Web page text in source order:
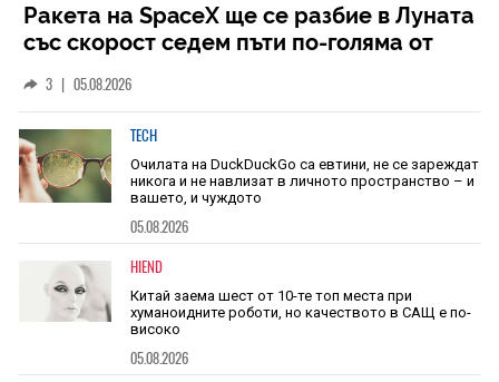
Ракета на SpaceX ще се разбие в Луната
със скорост седем пъти по-голяма от
3 | 05.08.2026
TECH
Очилата на DuckDuckGo са евтини, не се зареждат
никога и не навлизат в личното пространство – и
вашето, и чуждото
05.08.2026
HIEND
Китай заема шест от 10-те топ места при
хуманоидните роботи, но качеството в САЩ е по-
високо
05.08.2026